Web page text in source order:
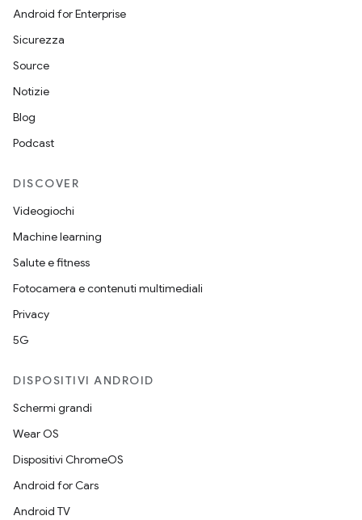
Android for Enterprise
Sicurezza
Source
Notizie
Blog
Podcast
DISCOVER
Videogiochi
Machine learning
Salute e fitness
Fotocamera e contenuti multimediali
Privacy
5G
DISPOSITIVI ANDROID
Schermi grandi
Wear OS
Dispositivi ChromeOS
Android for Cars
Android TV